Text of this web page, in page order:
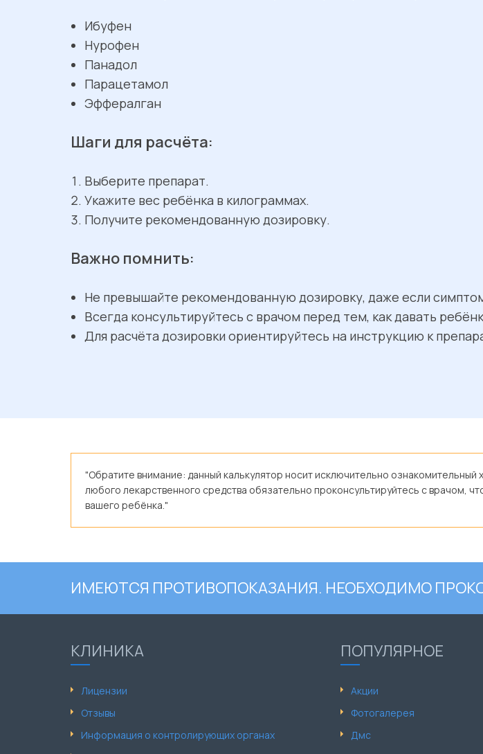
Ибуфен
Нурофен
Панадол
Парацетамол
Эффералган
Шаги для расчёта:
Выберите препарат.
Укажите вес ребёнка в килограммах.
Получите рекомендованную дозировку.
Важно помнить:
Не превышайте рекомендованную дозировку, даже если
Всегда консультируйтесь с врачом перед тем, как давать
Для расчёта дозировки ориентируйтесь на инструкцию к
"Обратите внимание: данный калькулятор носит исключительно
любого лекарственного средства обязательно проконсультируйтесь с врачом,
вашего ребёнка."
ИМЕЮТСЯ ПРОТИВОПОКАЗАНИЯ. НЕОБХОДИМО
КЛИНИКА
Лицензии
Отзывы
Информация о контролирующих органах
ПОПУЛЯРНОЕ
Акции
Фотогалерея
Дмс